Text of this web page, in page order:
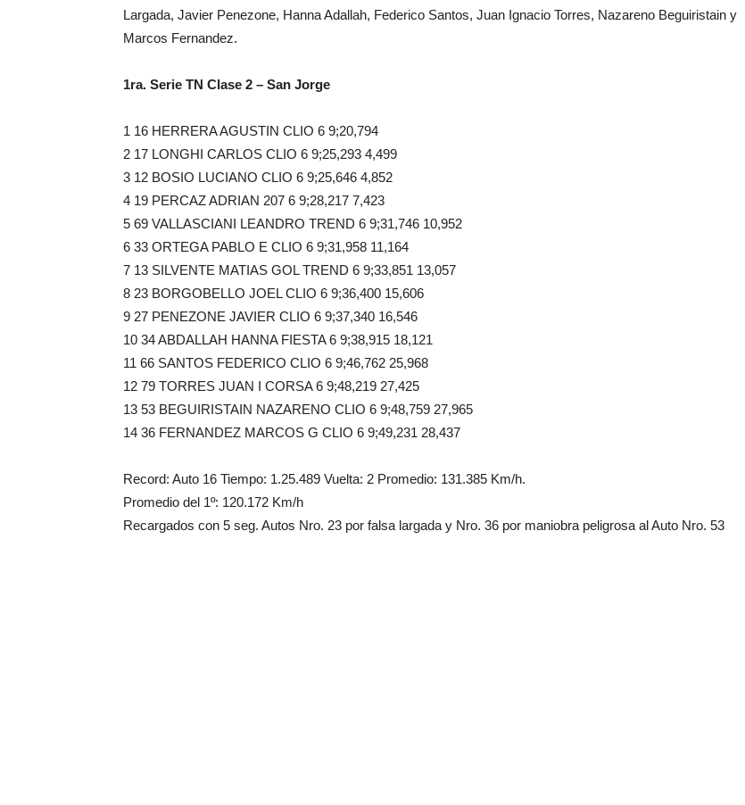
Largada, Javier Penezone, Hanna Adallah, Federico Santos, Juan Ignacio Torres, Nazareno Beguiristain y
Marcos Fernandez.
1ra. Serie TN Clase 2 – San Jorge
1 16 HERRERA AGUSTIN CLIO 6 9;20,794
2 17 LONGHI CARLOS CLIO 6 9;25,293 4,499
3 12 BOSIO LUCIANO CLIO 6 9;25,646 4,852
4 19 PERCAZ ADRIAN 207 6 9;28,217 7,423
5 69 VALLASCIANI LEANDRO TREND 6 9;31,746 10,952
6 33 ORTEGA PABLO E CLIO 6 9;31,958 11,164
7 13 SILVENTE MATIAS GOL TREND 6 9;33,851 13,057
8 23 BORGOBELLO JOEL CLIO 6 9;36,400 15,606
9 27 PENEZONE JAVIER CLIO 6 9;37,340 16,546
10 34 ABDALLAH HANNA FIESTA 6 9;38,915 18,121
11 66 SANTOS FEDERICO CLIO 6 9;46,762 25,968
12 79 TORRES JUAN I CORSA 6 9;48,219 27,425
13 53 BEGUIRISTAIN NAZARENO CLIO 6 9;48,759 27,965
14 36 FERNANDEZ MARCOS G CLIO 6 9;49,231 28,437
Record: Auto 16 Tiempo: 1.25.489 Vuelta: 2 Promedio: 131.385 Km/h.
Promedio del 1º: 120.172 Km/h
Recargados con 5 seg. Autos Nro. 23 por falsa largada y Nro. 36 por maniobra peligrosa al Auto Nro. 53